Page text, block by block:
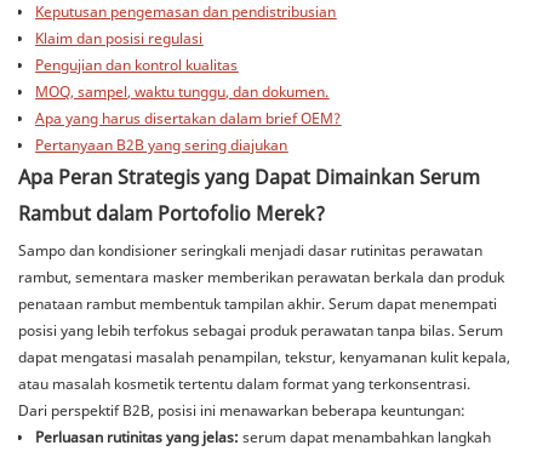
Keputusan pengemasan dan pendistribusian
Klaim dan posisi regulasi
Pengujian dan kontrol kualitas
MOQ, sampel, waktu tunggu, dan dokumen.
Apa yang harus disertakan dalam brief OEM?
Pertanyaan B2B yang sering diajukan
Apa Peran Strategis yang Dapat Dimainkan Serum
Rambut dalam Portofolio Merek?
Sampo dan kondisioner seringkali menjadi dasar rutinitas perawatan
rambut, sementara masker memberikan perawatan berkala dan produk
penataan rambut membentuk tampilan akhir. Serum dapat menempati
posisi yang lebih terfokus sebagai produk perawatan tanpa bilas. Serum
dapat mengatasi masalah penampilan, tekstur, kenyamanan kulit kepala,
atau masalah kosmetik tertentu dalam format yang terkonsentrasi.
Dari perspektif B2B, posisi ini menawarkan beberapa keuntungan:
Perluasan rutinitas yang jelas: serum dapat menambahkan langkah